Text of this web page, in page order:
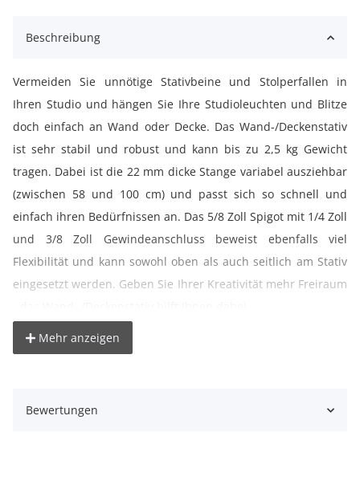
Beschreibung
Vermeiden Sie unnötige Stativbeine und Stolperfallen in
Ihren Studio und hängen Sie Ihre Studioleuchten und Blitze
doch einfach an Wand oder Decke. Das Wand-/Deckenstativ
ist sehr stabil und robust und kann bis zu 2,5 kg Gewicht
tragen. Dabei ist die 22 mm dicke Stange variabel ausziehbar
(zwischen 58 und 100 cm) und passt sich so schnell und
einfach ihren Bedürfnissen an. Das 5/8 Zoll Spigot mit 1/4 Zoll
und 3/8 Zoll Gewindeanschluss beweist ebenfalls viel
Flexibilität und kann sowohl oben als auch seitlich am Stativ
eingesetzt werden. Geben Sie Ihrer Kreativität mehr Freiraum
° Stativ zur Montage an Wand oder Decke
° 5/8“ Spigot variabel einsetzbar
Mehr anzeigen
Bewertungen